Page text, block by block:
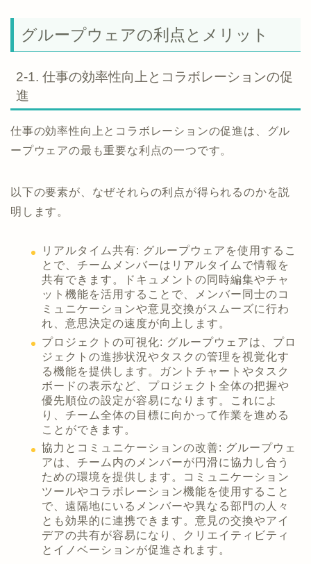
グループウェアの利点とメリット
2-1. 仕事の効率性向上とコラボレーションの促
進
仕事の効率性向上とコラボレーションの促進は、グル
ープウェアの最も重要な利点の一つです。
以下の要素が、なぜそれらの利点が得られるのかを説
明します。
リアルタイム共有: グループウェアを使用するこ
とで、チームメンバーはリアルタイムで情報を
共有できます。ドキュメントの同時編集やチャ
ット機能を活用することで、メンバー同士のコ
ミュニケーションや意見交換がスムーズに行わ
れ、意思決定の速度が向上します。
プロジェクトの可視化: グループウェアは、プロ
ジェクトの進捗状況やタスクの管理を視覚化す
る機能を提供します。ガントチャートやタスク
ボードの表示など、プロジェクト全体の把握や
優先順位の設定が容易になります。これによ
り、チーム全体の目標に向かって作業を進める
ことができます。
協力とコミュニケーションの改善: グループウェ
アは、チーム内のメンバーが円滑に協力し合う
ための環境を提供します。コミュニケーション
ツールやコラボレーション機能を使用すること
で、遠隔地にいるメンバーや異なる部門の人々
とも効果的に連携できます。意見の交換やアイ
デアの共有が容易になり、クリエイティビティ
とイノベーションが促進されます。